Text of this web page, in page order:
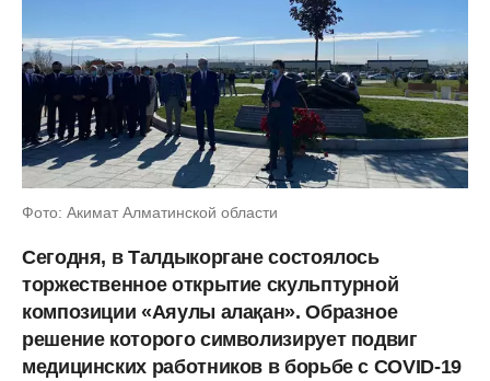
Фото: Акимат Алматинской области
Сегодня, в Талдыкоргане состоялось
торжественное открытие скульптурной
композиции «Аяулы алақан». Образное
решение которого символизирует подвиг
медицинских работников в борьбе с COVID-19